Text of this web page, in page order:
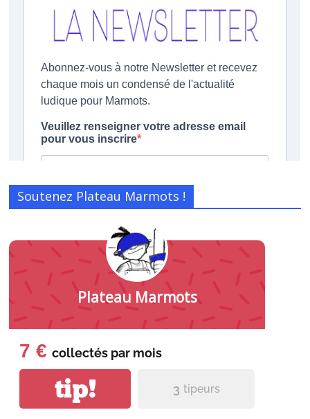
Soutenez Plateau Marmots !
Plateau Marmots
7 € collectés par mois
tip! 3 tipeurs